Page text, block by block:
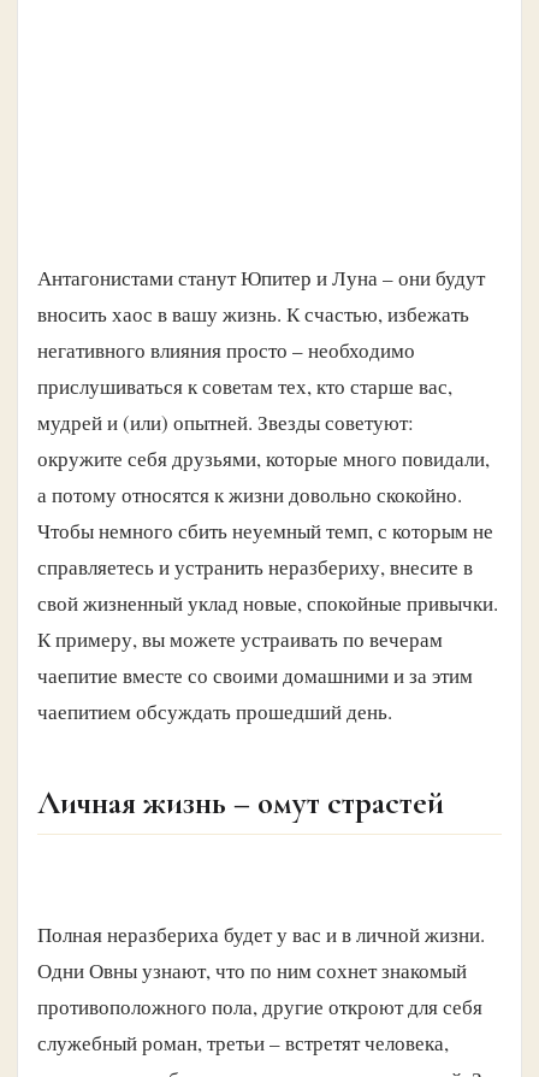
Антагонистами станут Юпитер и Луна – они будут
вносить хаос в вашу жизнь. К счастью, избежать
негативного влияния просто – необходимо
прислушиваться к советам тех, кто старше вас,
мудрей и (или) опытней. Звезды советуют:
окружите себя друзьями, которые много повидали,
а потому относятся к жизни довольно скокойно.
Чтобы немного сбить неуемный темп, с которым не
справляетесь и устранить неразбериху, внесите в
свой жизненный уклад новые, спокойные привычки.
К примеру, вы можете устраивать по вечерам
чаепитие вместе со своими домашними и за этим
чаепитием обсуждать прошедший день.
Личная жизнь – омут страстей
Полная неразбериха будет у вас и в личной жизни.
Одни Овны узнают, что по ним сохнет знакомый
противоположного пола, другие откроют для себя
служебный роман, третьи – встретят человека,